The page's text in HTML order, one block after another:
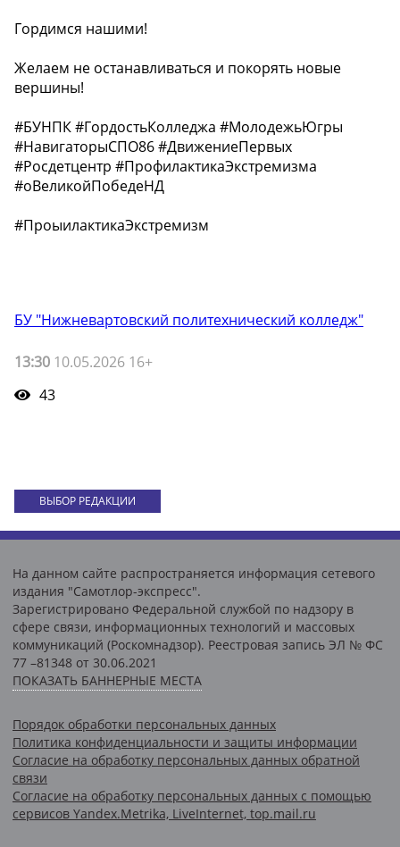
Гордимся нашими!
Желаем не останавливаться и покорять новые
вершины!
#БУНПК #ГордостьКолледжа #МолодежьЮгры
#НавигаторыСПО86 #ДвижениеПервых
#Росдетцентр #ПрофилактикаЭкстремизма
#оВеликойПобедеНД
#ПроыилактикаЭкстремизм
БУ "Нижневартовский политехнический колледж"
13:30 10.05.2026 16+
43
ВЫБОР РЕДАКЦИИ
На данном сайте распространяется информация сетевого
издания "Самотлор-экспресс".
Зарегистрировано Федеральной службой по надзору в
сфере связи, информационных технологий и массовых
коммуникаций (Роскомнадзор). Реестровая запись ЭЛ № ФС
77 –81348 от 30.06.2021
ПОКАЗАТЬ БАННЕРНЫЕ МЕСТА
Порядок обработки персональных данных
Политика конфиденциальности и защиты информации
Согласие на обработку персональных данных обратной
связи
Согласие на обработку персональных данных с помощью
сервисов Yandex.Metrika, LiveInternet, top.mail.ru